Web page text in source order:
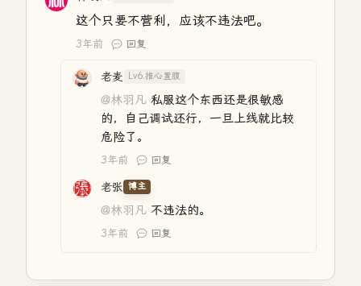
这个只要不营利，应该不违法吧。
3年前 回复
老麦 Lv6.推心置腹
@林羽凡 私服这个东西还是很敏感
的，自己调试还行，一旦上线就比较
危险了。
3年前 回复
老张 博主
@林羽凡 不违法的。
3年前 回复